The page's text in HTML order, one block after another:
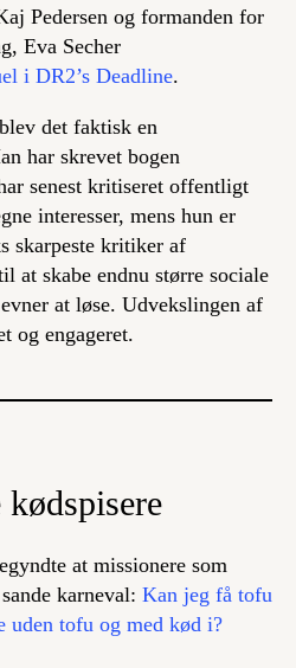
Pedersen og formanden for
Eva Secher
i DR2’s Deadline.
det faktisk en
har skrevet bogen
senest kritiseret offentligt
interesser, mens hun er
skarpeste kritiker af
at skabe endnu større sociale
at løse. Udvekslingen af
og engageret.
kødspisere
at missionere som
karneval: Kan jeg få tofu
uden tofu og med kød i?